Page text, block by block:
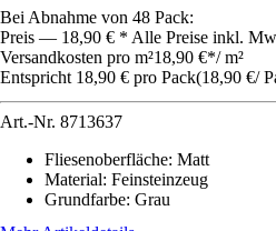
Bei Abnahme von 48 Pack:
Preis — 18,90 € * Alle Preise inkl.
Versandkosten pro m²18,90 €*/ m²
Entspricht 18,90 € pro Pack(18,90 €/
Art.-Nr. 8713637
Fliesenoberfläche: Matt
Material: Feinsteinzeug
Grundfarbe: Grau